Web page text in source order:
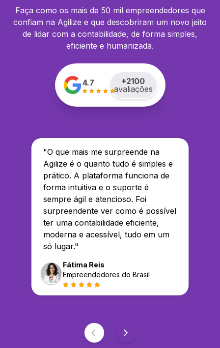
Faça como os mais de 50 mil empreendedores que
confiam na Agilize e que descobriram um novo jeito
de lidar com a contabilidade, de forma simples,
eficiente e humanizada.
4.7 +2100
avaliações
"O que mais me surpreende na
Agilize é o quanto tudo é simples e
prático. A plataforma funciona de
forma intuitiva e o suporte é
sempre ágil e atencioso. Foi
surpreendente ver como é possível
ter uma contabilidade eficiente,
moderna e acessível, tudo em um
só lugar."
Fátima Reis
Empreendedores do Brasil